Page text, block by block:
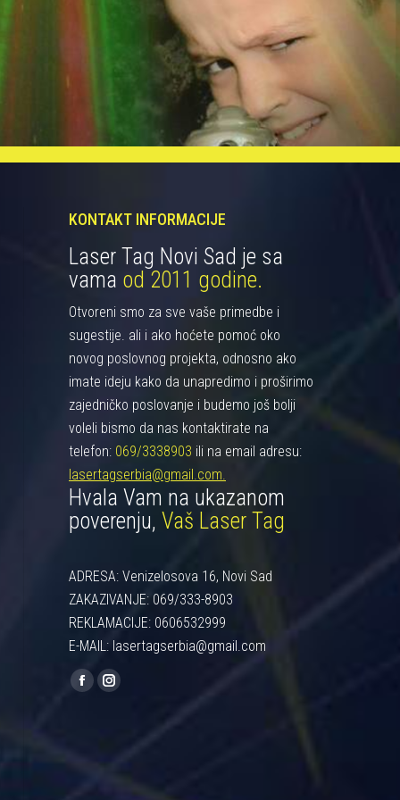
KONTAKT INFORMACIJE
Laser Tag Novi Sad je sa
vama od 2011 godine.
Otvoreni smo za sve vaše primedbe i
sugestije. ali i ako hoćete pomoć oko
novog poslovnog projekta, odnosno ako
imate ideju kako da unapredimo i proširimo
zajedničko poslovanje i budemo još bolji
voleli bismo da nas kontaktirate na
telefon: 069/3338903 ili na email adresu:
lasertagserbia@gmail.com.
Hvala Vam na ukazanom
poverenju, Vaš Laser Tag
ADRESA: Venizelosova 16, Novi Sad
ZAKAZIVANJE: 069/333-8903
REKLAMACIJE: 0606532999
E-MAIL: lasertagserbia@gmail.com
Find us on:
FacebookInstagram